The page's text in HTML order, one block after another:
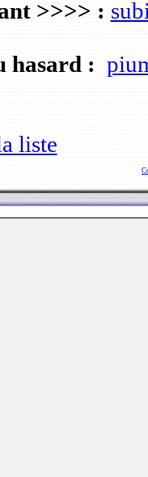
>>>> :
hasard :
liste